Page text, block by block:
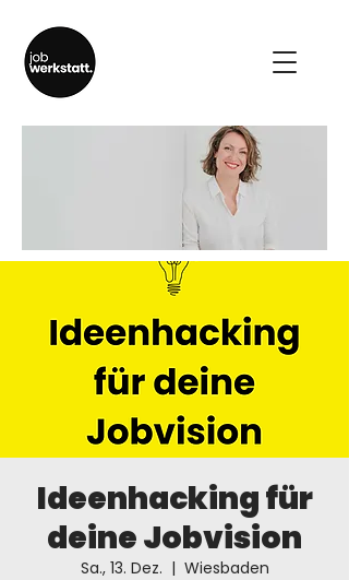
Ideenhacking für
deine Jobvision
Sa., 13. Dez.
  |
Wiesbaden